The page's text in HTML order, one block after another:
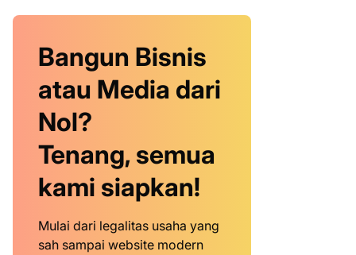
Bangun Bisnis
atau Media dari
Nol?
Tenang, semua
kami siapkan!
Mulai dari legalitas usaha yang
sah sampai website modern